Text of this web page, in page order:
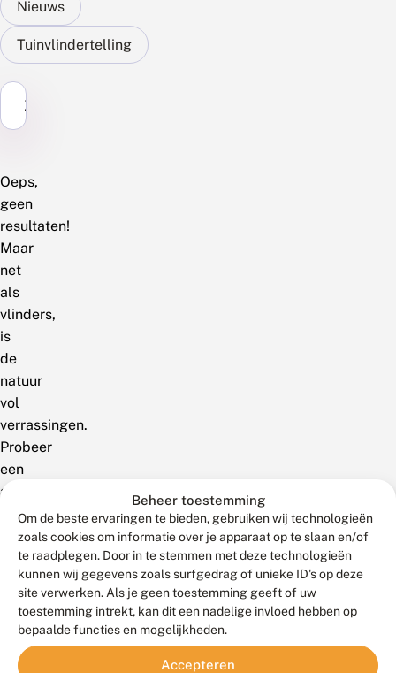
Beheer toestemming
Om de beste ervaringen te bieden, gebruiken wij technologieën
zoals cookies om informatie over je apparaat op te slaan en/of
te raadplegen. Door in te stemmen met deze technologieën
kunnen wij gegevens zoals surfgedrag of unieke ID's op deze
site verwerken. Als je geen toestemming geeft of uw
toestemming intrekt, kan dit een nadelige invloed hebben op
bepaalde functies en mogelijkheden.
Accepteren
Nieuws
Tuinvlindertelling
Zoek...
Oeps,
geen
resultaten!
Maar
net
als
vlinders,
is
de
natuur
vol
verrassingen.
Probeer
een
andere
zoekterm!